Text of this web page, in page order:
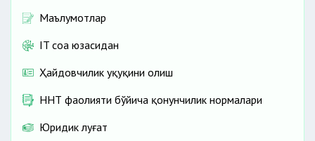
Маълумотлар
IT соҳа юзасидан
Ҳайдовчилик ҳуқуқини олиш
ННТ фаолияти бўйича қонунчилик нормалари
Юридик луғат